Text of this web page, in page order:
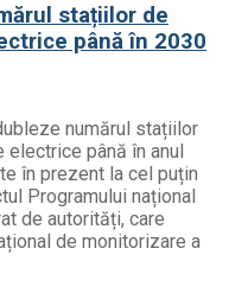
stațiilor de
până în 2030
numărul stațiilor
până în anul
în prezent la cel puțin
Programului național
de autorități, care
de monitorizare a